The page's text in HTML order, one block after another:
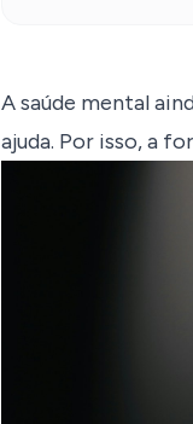
A saúde mental
ajuda. Por isso, a